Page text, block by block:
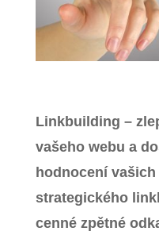
Linkbuilding –
vašeho webu a
hodnocení
strategického
cenné zpětné